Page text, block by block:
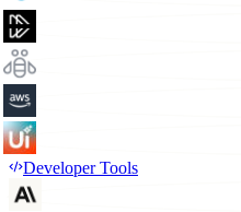
Developer Tools